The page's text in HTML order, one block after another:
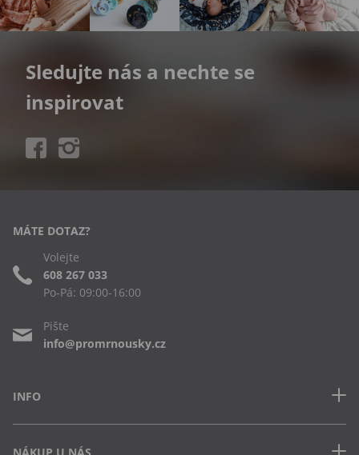
Sledujte nás a nechte se
inspirovat
INFO
NÁKUP U NÁS
MÁTE DOTAZ?
Volejte
608 267 033
Po-Pá: 09:00-16:00
Pište
info@promrnousky.cz